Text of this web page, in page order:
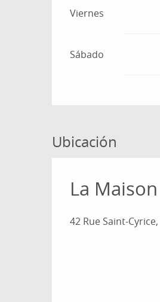
Viernes
Sábado
Ubicación
La
42 Rue Saint-